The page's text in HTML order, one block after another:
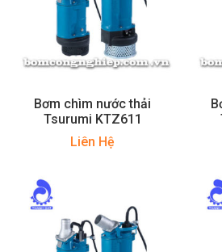
Bơm chìm nước thải
Tsurumi KTZ611
Liên Hệ